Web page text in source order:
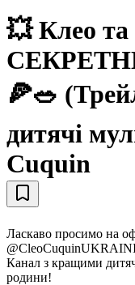
💥 Клео
🍕🥗
дитячі
Cuquin
Ласкаво просимо на
Канал з кращими
родини!